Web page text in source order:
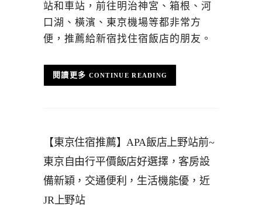
站和車站，前往明治神宮、箱根、河
口湖、橫濱、東京機場等都非常方
便，推薦給新宿找住宿飯店的朋友。
CONTINUE READING
【東京住宿推薦】APA飯店上野站前~
東京自由行平價飯店好選擇，客房設
備新穎，交通便利，生活機能優，近
JR上野站